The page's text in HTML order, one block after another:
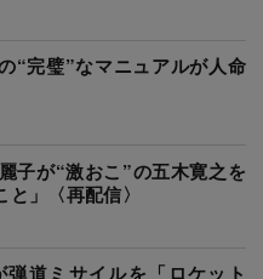
“完璧”なマニュアルが人命
子が“激おこ”の五木寛之を
」〈再配信〉
道ミサイルを「ロケット